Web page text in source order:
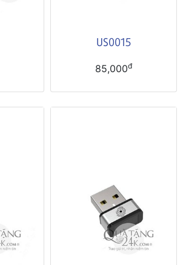
US0015
85,000đ